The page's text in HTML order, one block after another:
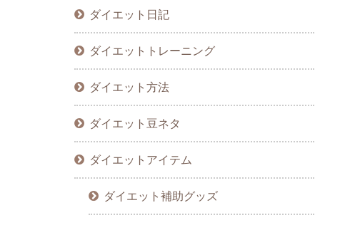
ダイエット日記
ダイエットトレーニング
ダイエット方法
ダイエット豆ネタ
ダイエットアイテム
ダイエット補助グッズ